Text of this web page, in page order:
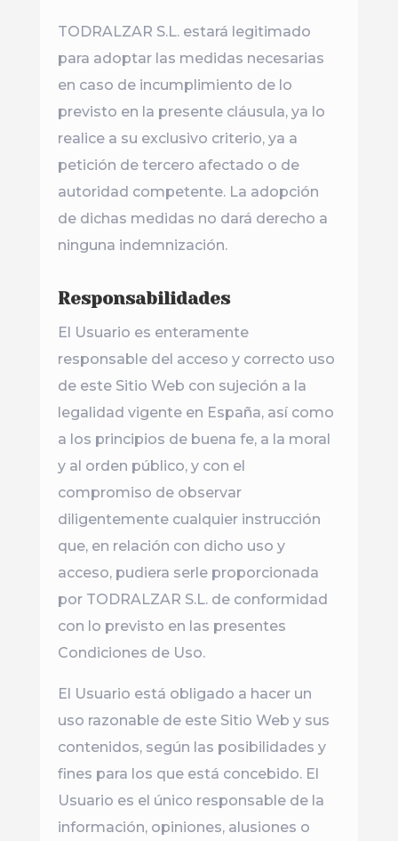
TODRALZAR S.L. estará legitimado
para adoptar las medidas necesarias
en caso de incumplimiento de lo
previsto en la presente cláusula, ya lo
realice a su exclusivo criterio, ya a
petición de tercero afectado o de
autoridad competente. La adopción
de dichas medidas no dará derecho a
ninguna indemnización.
Responsabilidades
El Usuario es enteramente
responsable del acceso y correcto uso
de este Sitio Web con sujeción a la
legalidad vigente en España, así como
a los principios de buena fe, a la moral
y al orden público, y con el
compromiso de observar
diligentemente cualquier instrucción
que, en relación con dicho uso y
acceso, pudiera serle proporcionada
por TODRALZAR S.L. de conformidad
con lo previsto en las presentes
Condiciones de Uso.
El Usuario está obligado a hacer un
uso razonable de este Sitio Web y sus
contenidos, según las posibilidades y
fines para los que está concebido. El
Usuario es el único responsable de la
información, opiniones, alusiones o